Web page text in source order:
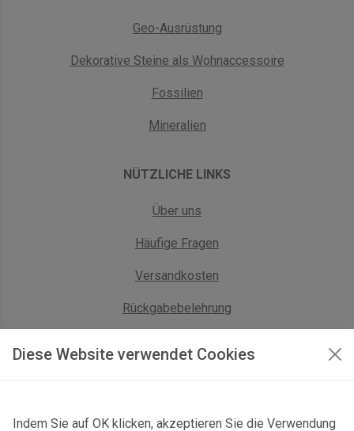
Diese Website verwendet Cookies
Indem Sie auf OK klicken, akzeptieren Sie die Verwendung
Geo-Ausrüstung
Dekorative Steine als Wohnaccessoire
Fossilien
Mineralien
NÜTZLICHE LINKS
Über uns
Häufige Fragen
Versandkosten
Rückgabebelehrung
Kontaktformular & Anfahrt